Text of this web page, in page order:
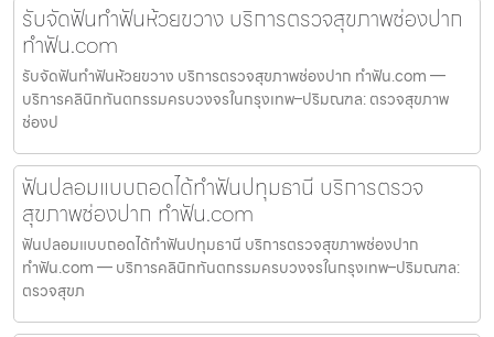
รับจัดฟันทำฟันห้วยขวาง บริการตรวจสุขภาพช่องปาก
ทำฟัน.com
รับจัดฟันทำฟันห้วยขวาง บริการตรวจสุขภาพช่องปาก ทำฟัน.com —
บริการคลินิกทันตกรรมครบวงจรในกรุงเทพ–ปริมณฑล: ตรวจสุขภาพ
ช่องป
ฟันปลอมแบบถอดได้ทำฟันปทุมธานี บริการตรวจ
สุขภาพช่องปาก ทำฟัน.com
ฟันปลอมแบบถอดได้ทำฟันปทุมธานี บริการตรวจสุขภาพช่องปาก
ทำฟัน.com — บริการคลินิกทันตกรรมครบวงจรในกรุงเทพ–ปริมณฑล:
ตรวจสุขภ